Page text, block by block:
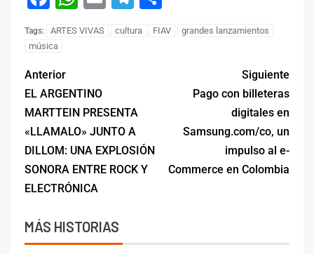
Tags: ARTES VIVAS cultura FIAV
grandes lanzamientos
música
Anterior
EL ARGENTINO
MARTTEIN PRESENTA
«LLAMALO» JUNTO A
DILLOM: UNA EXPLOSIÓN
SONORA ENTRE ROCK Y
ELECTRÓNICA
Siguiente
Pago con billeteras
digitales en
Samsung.com/co, un
impulso al e-
Commerce en Colombia
MÁS HISTORIAS